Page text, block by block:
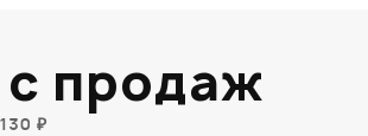
продаж
₽